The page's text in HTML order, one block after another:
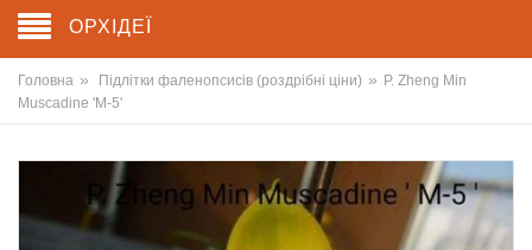
ОРХІДЕЇ
Головна » Підлітки фаленопсисів (роздрібні ціни) » P. Zheng Min
Muscadine 'M-5'